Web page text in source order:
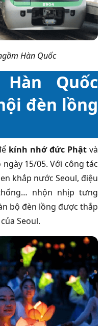
Hàn Quốc
Quốc
đèn lồng
kính nhớ đức Phậtvà
15/05. Với công tác
khắp nước Seoul, điệu
nhộn nhịp tưng
bộ đèn lồng được thắp
Seoul.